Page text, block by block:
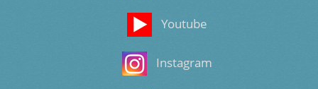
Youtube
Instagram